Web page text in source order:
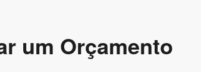
um Orçamento